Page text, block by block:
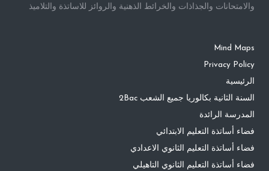
والامتحانات والجذاذات والخرائط الذهنية والروائز للاساتذة والتلاميذ
Mind Maps
Privacy Policy
الرئيسية
السنة الثانية بكالوريا جميع الشعب 2Bac
المدرسة الرائدة
فضاء أساتذة التعليم الابتدائي
فضاء أساتذة التعليم الثانوي الاعدادي
فضاء أساتذة التعليم الثانوي التاهيلي